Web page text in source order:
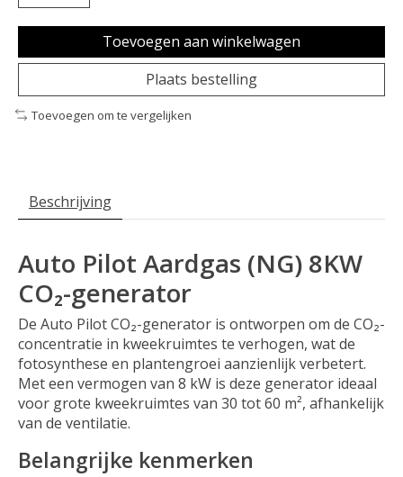
Toevoegen aan winkelwagen
Plaats bestelling
Toevoegen om te vergelijken
Beschrijving
Auto Pilot Aardgas (NG) 8KW
CO₂-generator
De Auto Pilot CO₂-generator is ontworpen om de CO₂-
concentratie in kweekruimtes te verhogen, wat de
fotosynthese en plantengroei aanzienlijk verbetert.
Met een vermogen van 8 kW is deze generator ideaal
voor grote kweekruimtes van 30 tot 60 m², afhankelijk
van de ventilatie.
Belangrijke kenmerken